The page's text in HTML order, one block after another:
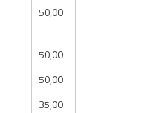
50,00
50,00
50,00
35,00